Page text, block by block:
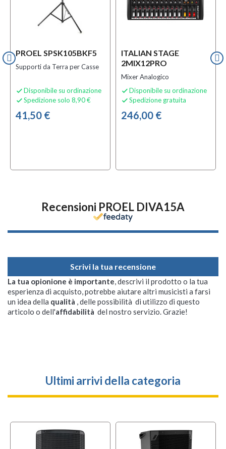
PROEL SPSK105BKF5
Supporti da Terra per Casse
 Disponibile su ordinazione
 Spedizione solo 8,90 €
41,50 €
ITALIAN STAGE
2MIX12PRO
Mixer Analogico
 Disponibile su ordinazione
 Spedizione gratuita
246,00 €
Recensioni PROEL DIVA15A
Scrivi la tua recensione
La tua opionione è importante, descrivi il prodotto o la tua
esperienza di acquisto, potrebbe aiutare altri musicisti a farsi
un idea della qualità , delle possibilità di utilizzo di questo
articolo o dell'affidabilità del nostro servizio. Grazie!
Ultimi arrivi della categoria